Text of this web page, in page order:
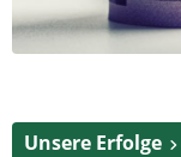
Unsere Erfolge